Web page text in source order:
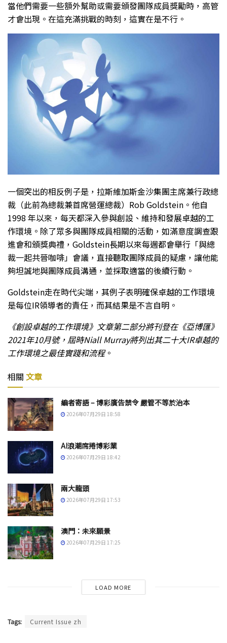
當他們需要一些額外幫助或需要頒發團隊成員獎勵時，高管
才會出現。在這充滿挑戰的時刻，這實在是不行。
一個突出的相反例子是，拉斯維加斯金沙集團主席兼行政總
裁（此前為總裁兼首席營運總裁）Rob Goldstein。他自
1998 年以來，每天都深入參與創設、維持和發展卓越的工
作環境。除了眾多與團隊成員相關的活動，如滿意度調查跟
進會和頒獎典禮，Goldstein長期以來每週都會舉行「與總
裁一起共晉咖啡」會議，直接聽取團隊成員的疑慮，讓他能
夠坦誠地與團隊成員溝通，並採取適當的後續行動。
Goldstein走在時代尖端，其例子表明確保卓越的工作環境
是每位IR領導者的責任，而其結果是不言自明。
《創設卓越的工作環境》文章第二部分將刊登在《亞博匯》
2021年10月號，屆時Niall Murray將列出其二十大IR卓越的
工作環境之最佳實踐和流程。
相關 文章
編者寄語 – 博彩廣告禁令 嚴管不等於治本
2026年07月29日 18:58
AI浪潮席捲博彩業
2026年07月29日 18:42
兩大龍頭
2026年07月29日 17:53
澳門：未來願景
2026年07月29日 17:25
LOAD MORE
Tags: Current Issue zh